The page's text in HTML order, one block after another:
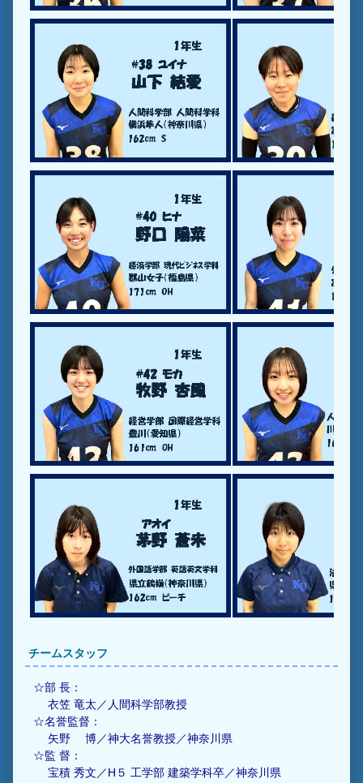
チームスタッフ
☆部 長：
衣笠 竜太／人間科学部教授
☆名誉監督：
矢野 博／神大名誉教授／神奈川県
☆監 督：
宝積 秀文／H５ 工学部 建築学科卒／神奈川県